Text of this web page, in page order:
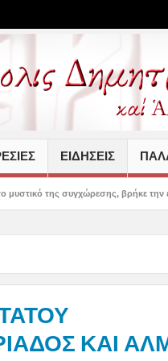
ΕΙΔΗΣΕΙΣ
βρήκε την ειρήνη στην ψυχή
ΚΑΙ